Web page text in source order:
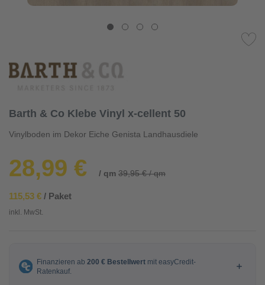
Barth & Co Klebe Vinyl x-cellent 50
Vinylboden im Dekor Eiche Genista Landhausdiele
28,99 € / qm 39,95 € / qm
115,53 € / Paket
inkl. MwSt.